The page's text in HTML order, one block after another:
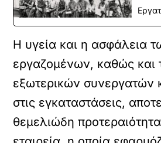
Η υγεία και η ασφάλεια
εργαζομένων, καθώς και
εξωτερικών συνεργατών
στις εγκαταστάσεις,
θεμελιώδη